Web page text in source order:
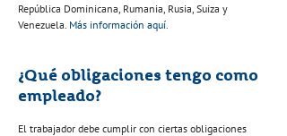
República Dominicana, Rumania, Rusia, Suiza y
Venezuela. Más información aquí.
¿Qué obligaciones tengo como
empleado?
El trabajador debe cumplir con ciertas obligaciones